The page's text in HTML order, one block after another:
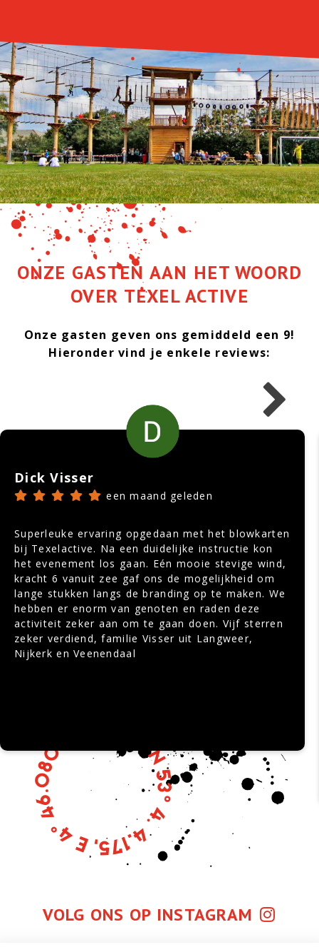
ONZE GASTEN AAN HET WOORD
OVER TEXEL ACTIVE
Onze gasten geven ons gemiddeld een 9!
Hieronder vind je enkele reviews:
Dick Visser
een maand geleden
Superleuke ervaring opgedaan met het blowkarten
bij Texelactive. Na een duidelijke instructie kon
het evenement los gaan. Eén mooie stevige wind,
kracht 6 vanuit zee gaf ons de mogelijkheid om
lange stukken langs de branding op te maken. We
hebben er enorm van genoten en raden deze
activiteit zeker aan om te gaan doen. Vijf sterren
zeker verdiend, familie Visser uit Langweer,
Nijkerk en Veenendaal
VOLG ONS OP INSTAGRAM